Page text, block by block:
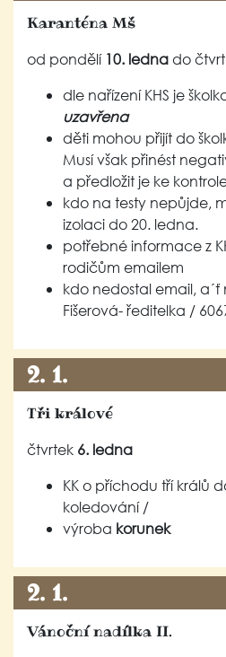
Karanténa Mš
od pondělí 10. lednado
dle nařízení KHS je
uzavřena
děti mohou přijít do
Musí však přinést
a předložit je ke
kdo na testy nepůjde,
izolaci do 20. ledna.
potřebné informace z
rodičům emailem
kdo nedostal email, a´ť
Fišerová- ředitelka /
2. 1.
Tři králové
čtvrtek 6. ledna
KK o příchodu tří králů
koledování /
výroba korunek
2. 1.
Vánoční nadílka II.